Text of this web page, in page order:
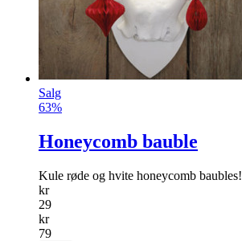
Salg
63%
Honeycomb bauble
Kule røde og hvite honeycomb baubles!
kr
29
kr
79